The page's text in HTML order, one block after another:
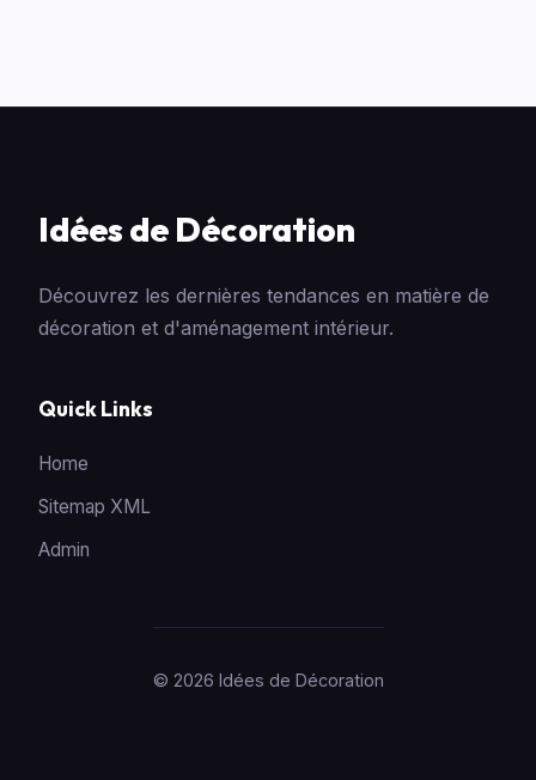
Idées de Décoration
Découvrez les dernières tendances en matière de
décoration et d'aménagement intérieur.
Quick Links
Home
Sitemap XML
Admin
© 2026 Idées de Décoration